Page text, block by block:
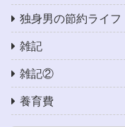
独身男の節約ライフ
雑記
雑記②
養育費